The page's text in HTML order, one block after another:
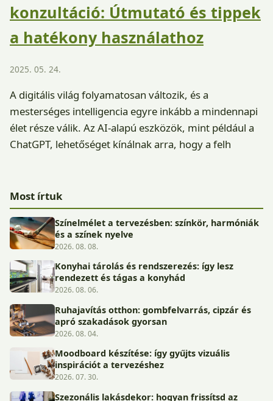
konzultáció: Útmutató és tippek
a hatékony használathoz
2025. 05. 24.
A digitális világ folyamatosan változik, és a
mesterséges intelligencia egyre inkább a mindennapi
élet része válik. Az AI-alapú eszközök, mint például a
ChatGPT, lehetőséget kínálnak arra, hogy a felh
Most írtuk
Színelmélet a tervezésben: színkör, harmóniák
és a színek nyelve
2026. 08. 08.
Konyhai tárolás és rendszerezés: így lesz
rendezett és tágas a konyhád
2026. 08. 06.
Ruhajavítás otthon: gombfelvarrás, cipzár és
apró szakadások gyorsan
2026. 08. 04.
Moodboard készítése: így gyűjts vizuális
inspirációt a tervezéshez
2026. 07. 30.
Szezonális lakásdekor: hogyan frissítsd az